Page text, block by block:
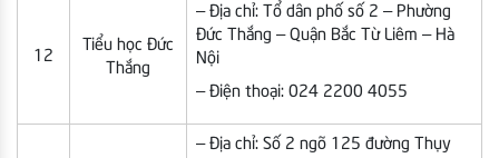
12
Tiểu học Đức
Thắng
– Địa chỉ: Tổ dân phố số 2 – Phường
Đức Thắng – Quận Bắc Từ Liêm – Hà
Nội
– Điện thoại: 024 2200 4055
– Địa chỉ: Số 2 ngõ 125 đường Thụy